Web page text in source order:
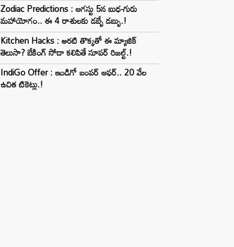
Zodiac Predictions : ఆగస్టు 5న బుధ-గురు
మహాయోగం.. ఈ 4 రాశులకు డబ్బే డబ్బు.!
Kitchen Hacks : అరటి తొక్కతో ఈ మ్యాజిక్
తెలుసా? బేకింగ్ సోడా కలిపితే సూపర్ రిజల్ట్.!
IndiGo Offer : ఇండిగో బంపర్ ఆఫర్.. 20 వేల
ఉచిత టికెట్లు.!